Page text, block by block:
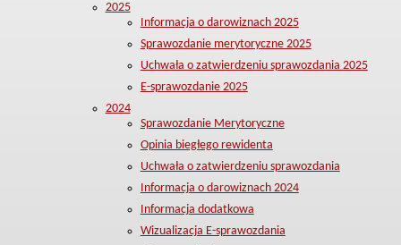
2025
Informacja o darowiznach 2025
Sprawozdanie merytoryczne 2025
Uchwała o zatwierdzeniu sprawozdania 2025
E-sprawozdanie 2025
2024
Sprawozdanie Merytoryczne
Opinia biegłego rewidenta
Uchwała o zatwierdzeniu sprawozdania
Informacja o darowiznach 2024
Informacja dodatkowa
Wizualizacja E-sprawozdania